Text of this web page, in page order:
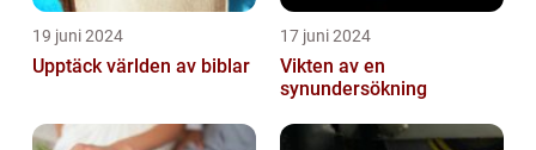
19 juni 2024
Upptäck världen av biblar
17 juni 2024
Vikten av en
synundersökning